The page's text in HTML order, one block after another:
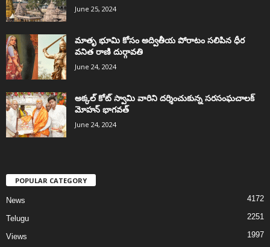
June 25, 2024
మాతృ భూమి కోసం అద్వితీయ పోరాటం సలిపిన ధీర
వనిత రాణి దుర్గావతి
June 24, 2024
అక్కల్‌ కోట్‌ స్వామి వారిని దర్శించుకున్న సరసంఘచాలక్
మోహన్ భాగవత్
June 24, 2024
POPULAR CATEGORY
News 4172
Telugu 2251
Views 1997